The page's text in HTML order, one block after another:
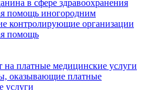
в сфере здравоохранения
помощь иногородним
контролирующие организации
помощь
на платные медицинские услуги
оказывающие платные
услуги